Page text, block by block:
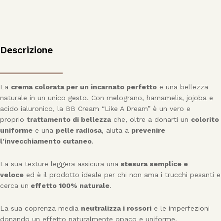
Descrizione
La crema colorata per un incarnato perfetto e una bellezza
naturale in un unico gesto. Con melograno, hamamelis, jojoba e
acido ialuronico, la BB Cream “Like A Dream” è un vero e
proprio trattamento di bellezzache, oltre a donarti un colorito
uniforme e una pelle radiosa, aiuta a prevenire
l’invecchiamento cutaneo.
La sua texture leggera assicura una stesura semplice e
veloce ed è il prodotto ideale per chi non ama i trucchi pesanti e
cerca un effetto 100% naturale.
La sua coprenza media neutralizza i rossori e le imperfezioni
donando un effetto naturalmente opaco e uniforme.